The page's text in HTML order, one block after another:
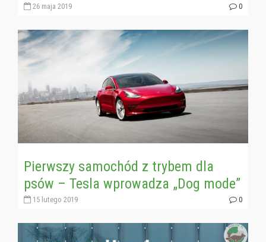
26 maja 2019 0
Pierwszy samochód z trybem dla
psów – Tesla wprowadza „Dog mode”
15 lutego 2019 0